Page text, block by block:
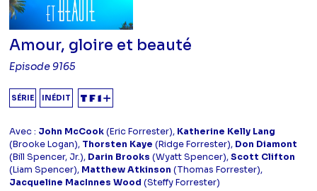
Amour, gloire et beauté
Episode 9165
SÉRIE INÉDIT
Avec : John McCook(Eric Forrester), Katherine Kelly Lang
(Brooke Logan), Thorsten Kaye (Ridge Forrester), Don Diamont
(Bill Spencer, Jr.), Darin Brooks (Wyatt Spencer),Scott Clifton
(Liam Spencer), Matthew Atkinson (Thomas Forrester),
Jacqueline MacInnes Wood (Steffy Forrester)